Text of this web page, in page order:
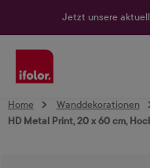
Jetzt unsere
Home Wanddekorationen
HD Metal Print, 20 x 60 cm,